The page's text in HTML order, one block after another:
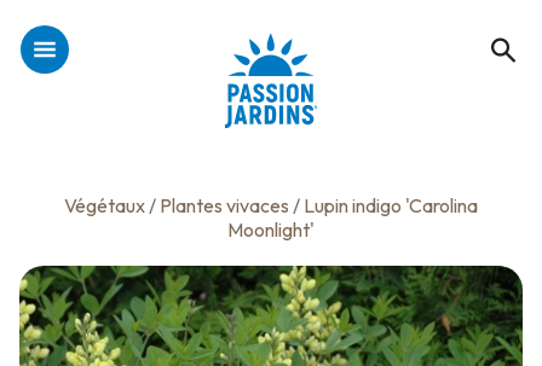
Végétaux/ Plantes vivaces / Lupin indigo 'Carolina
Moonlight'